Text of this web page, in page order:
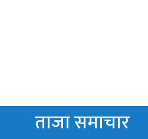
ताजा समाचार